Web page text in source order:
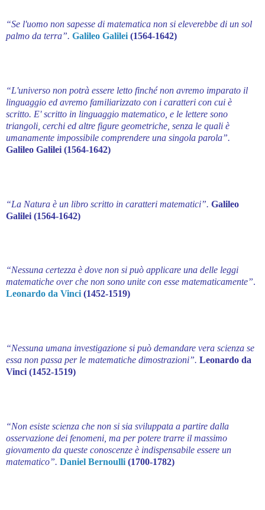
“Se l'uomo non sapesse di matematica non si eleverebbe di un sol
palmo da terra”. Galileo Galilei (1564-1642)
“L'universo non potrà essere letto finché non avremo imparato il
linguaggio ed avremo familiarizzato con i caratteri con cui è
scritto. E' scritto in linguaggio matematico, e le lettere sono
triangoli, cerchi ed altre figure geometriche, senza le quali è
umanamente impossibile comprendere una singola parola”.
Galileo Galilei (1564-1642)
“La Natura è un libro scritto in caratteri matematici”. Galileo
Galilei (1564-1642)
“Nessuna certezza è dove non si può applicare una delle leggi
matematiche over che non sono unite con esse matematicamente”.
Leonardo da Vinci (1452-1519)
“Nessuna umana investigazione si può demandare vera scienza se
essa non passa per le matematiche dimostrazioni”. Leonardo da
Vinci (1452-1519)
“Non esiste scienza che non si sia sviluppata a partire dalla
osservazione dei fenomeni, ma per potere trarre il massimo
giovamento da queste conoscenze è indispensabile essere un
matematico”. Daniel Bernoulli (1700-1782)